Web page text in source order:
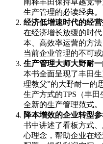
生产管理的必读经典。
经济低增速时代的经
在经济增长放缓的时
本、高效率运营的方
当前企业管理的不可或
生产管理大师大野耐
本书全面呈现了丰田
理教父”的大野耐一的
生产方式的TPS（丰
全新的生产管理范式。
降本增效的企业转型
书中讲述了看板方式
心理念，帮助企业在